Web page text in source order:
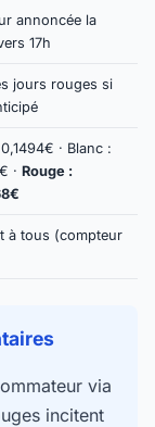
annoncée la
17h
jours rouges si
· Blanc :
· Rouge :
à tous (compteur
via
incitent